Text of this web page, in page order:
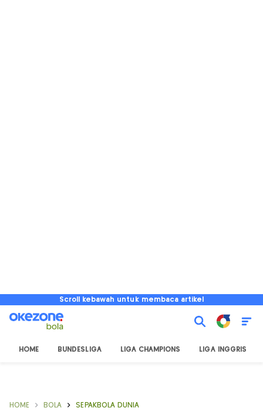
Scroll kebawah untuk membaca artikel
HOME BUNDESLIGA LIGA CHAMPIONS LIGA INGGRIS
HOME BOLA SEPAKBOLA DUNIA